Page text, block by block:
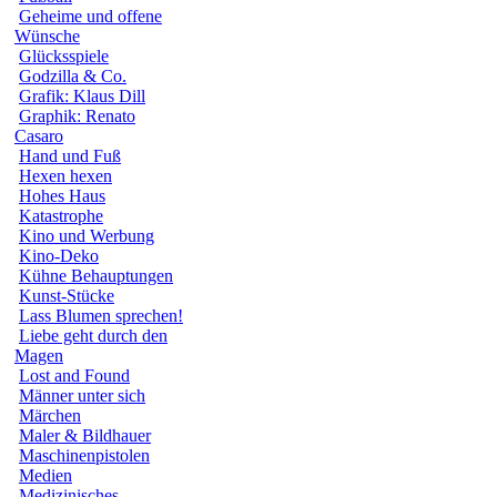
Geheime und offene
Wünsche
Glücksspiele
Godzilla & Co.
Grafik: Klaus Dill
Graphik: Renato
Casaro
Hand und Fuß
Hexen hexen
Hohes Haus
Katastrophe
Kino und Werbung
Kino-Deko
Kühne Behauptungen
Kunst-Stücke
Lass Blumen sprechen!
Liebe geht durch den
Magen
Lost and Found
Männer unter sich
Märchen
Maler & Bildhauer
Maschinenpistolen
Medien